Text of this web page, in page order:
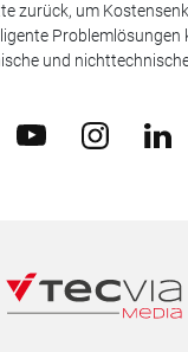
zurück, um
Problemlösungen
und